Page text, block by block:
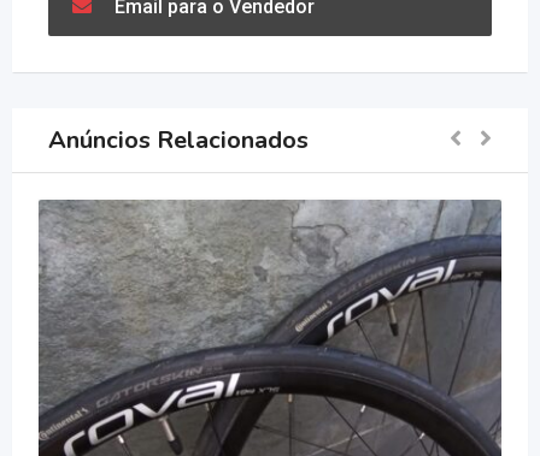
Email para o Vendedor
Anúncios Relacionados